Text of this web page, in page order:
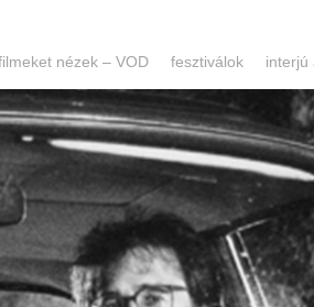
nézek – VOD fesztiválok interjú